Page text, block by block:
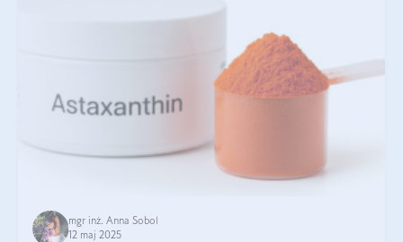
mgr inż. Anna Sobol
12 maj 2025